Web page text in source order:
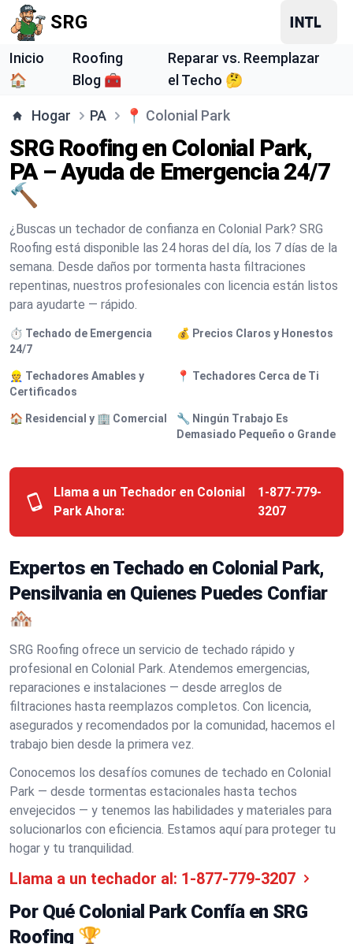
SRG
Inicio
🏠
Roofing
Blog 🧰
Reparar vs. Reemplazar
el Techo 🤔
Hogar PA 📍 Colonial Park
SRG Roofing en Colonial Park,
PA – Ayuda de Emergencia 24/7
🔨
¿Buscas un techador de confianza en Colonial Park? SRG
Roofing está disponible las 24 horas del día, los 7 días de la
semana. Desde daños por tormenta hasta filtraciones
repentinas, nuestros profesionales con licencia están listos
para ayudarte — rápido.
⏱️ Techado de Emergencia
24/7
💰 Precios Claros y Honestos
👷 Techadores Amables y
Certificados
📍 Techadores Cerca de Ti
🏠 Residencial y 🏢 Comercial
🔧 Ningún Trabajo Es
Demasiado Pequeño o Grande
Llama a un Techador en Colonial
Park Ahora:
1-877-779-
3207
Expertos en Techado en Colonial Park,
Pensilvania en Quienes Puedes Confiar
🏘️
SRG Roofing ofrece un servicio de techado rápido y
profesional en Colonial Park. Atendemos emergencias,
reparaciones e instalaciones — desde arreglos de
filtraciones hasta reemplazos completos. Con licencia,
asegurados y recomendados por la comunidad, hacemos el
trabajo bien desde la primera vez.
Conocemos los desafíos comunes de techado en Colonial
Park — desde tormentas estacionales hasta techos
envejecidos — y tenemos las habilidades y materiales para
solucionarlos con eficiencia. Estamos aquí para proteger tu
hogar y tu tranquilidad.
Llama a un techador al: 1-877-779-3207
Por Qué Colonial Park Confía en SRG
Roofing 🏆